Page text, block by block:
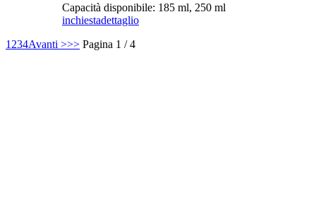
Capacità disponibile: 185 ml, 250 ml
inchiestadettaglio
1 234Avanti >>> Pagina 1 / 4